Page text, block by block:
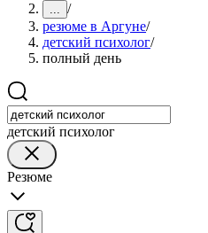
... /
резюме в Аргуне/
детский психолог/
полный день
детский психолог
Резюме